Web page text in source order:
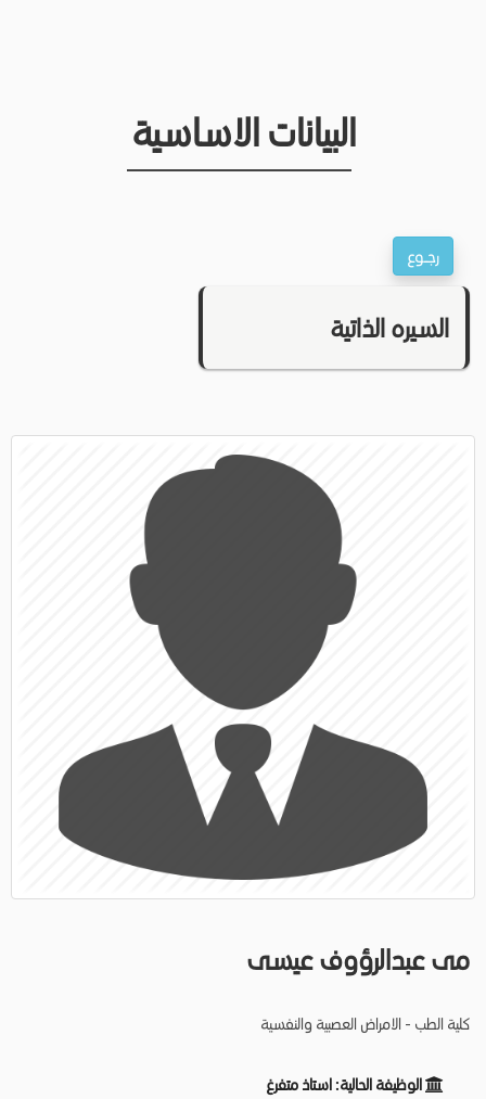
البيانات الاساسية
السيره الذاتية
مى عبدالرؤوف عيسى
كلية الطب - الامراض العصبية والنفسية
الوظيفة الحالية: استاذ متفرغ